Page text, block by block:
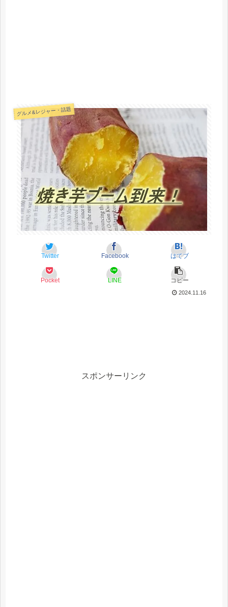
グルメ&レジャー・話題
Twitter Facebook はてブ
Pocket LINE コピー
2024.11.16
スポンサーリンク